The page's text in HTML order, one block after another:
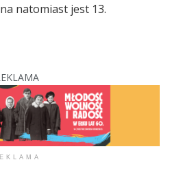
natomiast jest 13.